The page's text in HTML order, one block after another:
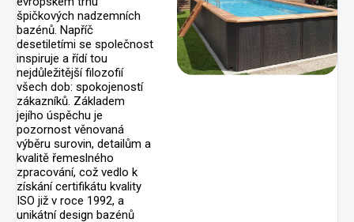
špičkových nadzemních
bazénů. Napříč
desetiletími se společnost
inspiruje a řídí tou
nejdůležitější filozofií
všech dob: spokojeností
zákazníků. Základem
jejího úspěchu je
pozornost věnovaná
výběru surovin, detailům a
kvalitě řemeslného
zpracování, což vedlo k
získání certifikátu kvality
ISO již v roce 1992, a
unikátní design bazénů